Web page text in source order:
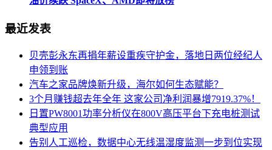
最近发表
贝壳彭永东再捐年薪设重疾守护金，落地日两位经纪人
申领到账
汽车之家品牌焕新升级，海尔如何生态赋能？
3个月赚钱超去年全年 这家公司净利润暴增7919.37%！
日置PW8001功率分析仪在800V高压平台下充电桩测试
典型应用
告别人工巡检，数据中心无线温湿度监测一步到位实现